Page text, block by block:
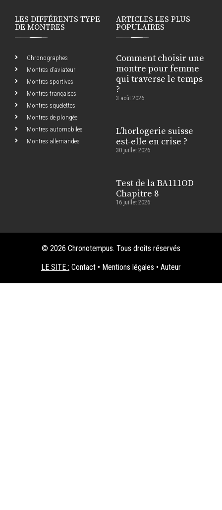
LES DIFFÉRENTS TYPE
DE MONTRES
Chronographes
Montres d’aviateur
Montres sportives
Montres françaises
Montres squelettes
Montres de plongée
Montres automobiles
Montres allemandes
ARTICLES LES PLUS
POPULAIRES
Comment choisir une
montre pour femme
qui traverse le temps
?
3 août 2026
L’horlogerie suisse
est-elle en crise ?
30 juillet 2026
Test de la BA111OD
Chapitre 8
16 juillet 2026
© 2026 Chronotempus. Tous droits réservés
LE SITE : Contact • Mentions légales • Auteur